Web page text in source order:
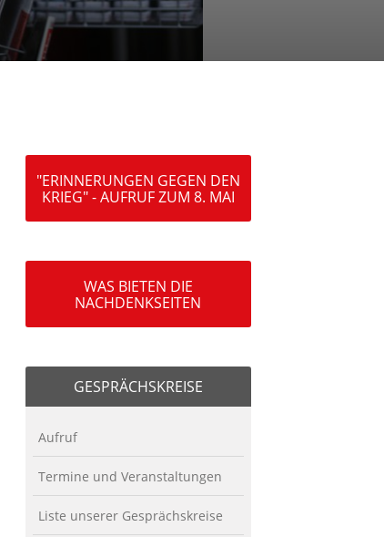
"ERINNERUNGEN GEGEN DEN
KRIEG" - AUFRUF ZUM 8. MAI
WAS BIETEN DIE
NACHDENKSEITEN
GESPRÄCHSKREISE
Aufruf
Termine und Veranstaltungen
Liste unserer Gesprächskreise